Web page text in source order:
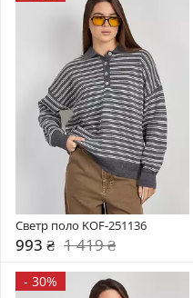
Светр поло KOF-251136
993 ₴ 1 419 ₴
- 30%